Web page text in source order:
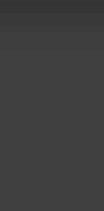
onze site met
met
U gaat